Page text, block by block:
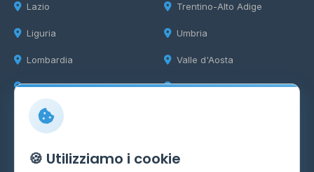
Lazio
Liguria
Lombardia
Marche
Trentino-Alto Adige
Umbria
Valle d'Aosta
Veneto
Info
Cos'è il GPL
🍪 Utilizziamo i cookie